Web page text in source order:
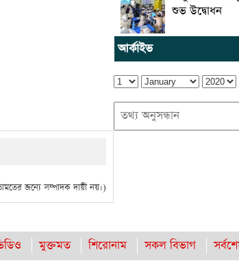
শুভ উদ্বোধন
আর্কাইভ
জন্যে সম্পাদক দায়ী নয়।)
মুক্তমত শিরোনাম সকল বিভাগ